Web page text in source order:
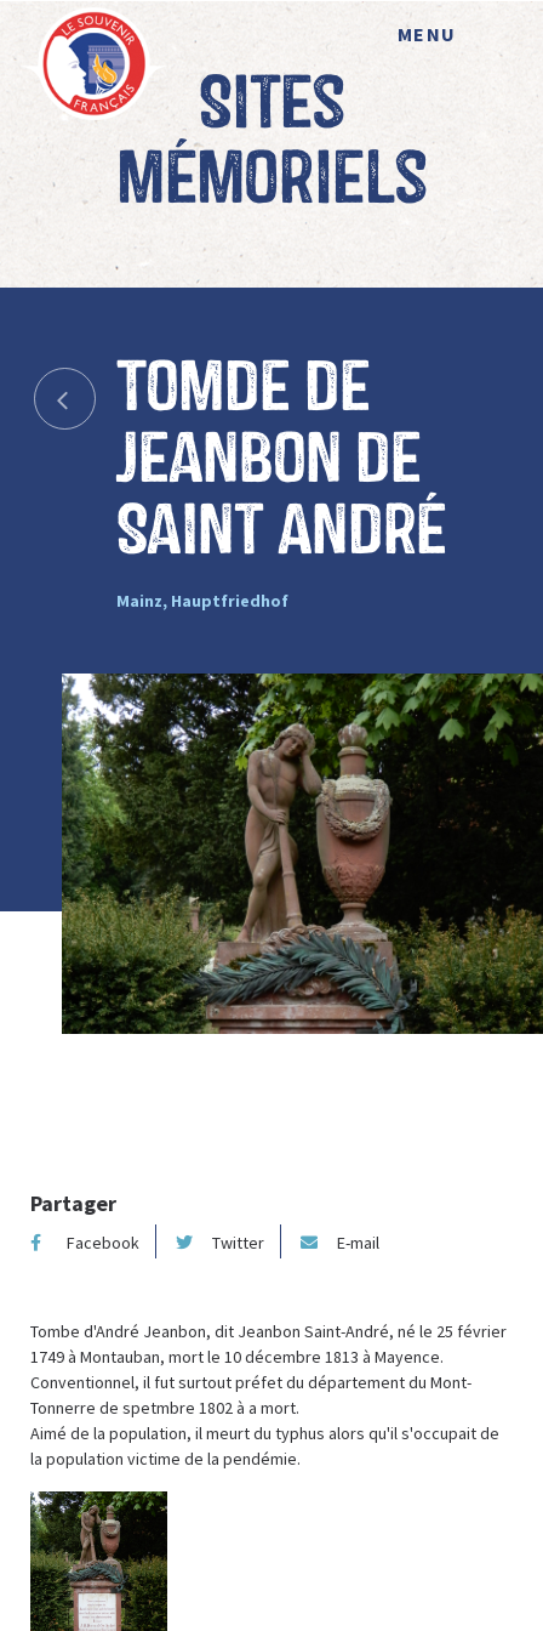
MENU
Sites
mémoriels
Tomde de
Jeanbon de
Saint André
Mainz, Hauptfriedhof
Partager
Facebook Twitter E-mail
Tombe d'André Jeanbon, dit Jeanbon Saint-André, né le 25 février
1749 à Montauban, mort le 10 décembre 1813 à Mayence.
Conventionnel, il fut surtout préfet du département du Mont-
Tonnerre de spetmbre 1802 à a mort.
Aimé de la population, il meurt du typhus alors qu'il s'occupait de
la population victime de la pendémie.